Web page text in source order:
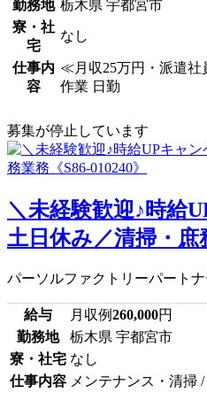
勤務地 栃木県 宇都宮市
寮・社
宅
なし
仕事内
容
≪月収25万円・派遣
作業 日勤
募集が停止しています
＼未経験歓迎♪時給
土日休み／清掃・庶
パーソルファクトリーパート
給与 月収例260,000円
勤務地
栃木県 宇都宮市
寮・社宅 なし
仕事内容 メンテナンス・清掃